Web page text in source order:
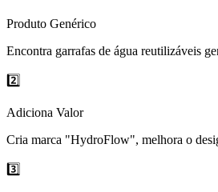
Produto Genérico
Encontra garrafas de água reutilizáveis
2️⃣
Adiciona Valor
Cria marca "HydroFlow", melhora o
3️⃣